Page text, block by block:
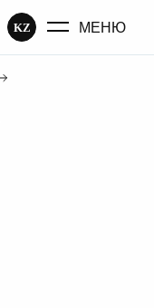
KZ МЕНЮ